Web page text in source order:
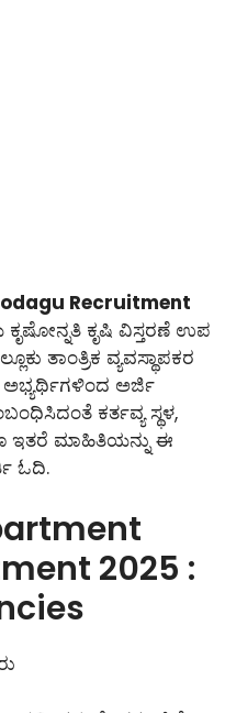
Recruitment
ಕೃಷಿ ವಿಸ್ತರಣೆ ಉಪ
ತಾಂತ್ರಿಕ ವ್ಯವಸ್ಥಾಪಕರ
ಅಭ್ಯರ್ಥಿಗಳಿಂದ ಅರ್ಜಿ
ಕರ್ತವ್ಯ ಸ್ಥಳ,
ಇತರೆ ಮಾಹಿತಿಯನ್ನು ಈ
ಓದಿ.
2025 :